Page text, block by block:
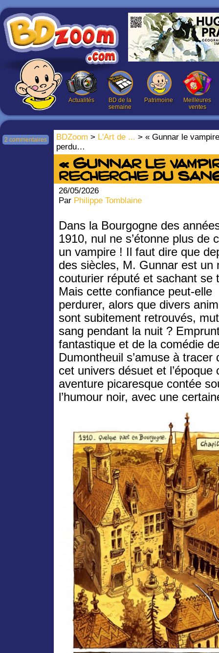
Actualités
BD de la
semaine
Patrimoine
Meilleures
ventes
BDZoom > L'Art de ... > « Gunnar le
perdu…
2 commentaires
« Gunnar le
recherche du
26/05/2026
Par Philippe Tomblaine
Dans la Bourgogne des
1910, nul ne s’étonne plus de
un vampire ! Il faut dire que
des siècles, M. Gunnar est un
couturier réputé et sachant se
Mais cette confiance peut-elle
perdurer, alors que divers
sont subitement retrouvés,
sang pendant la nuit ?
fantastique et de la comédie
Dumontheuil s’amuse à
cet univers désuet et
aventure picaresque contée
l’humour noir, avec une